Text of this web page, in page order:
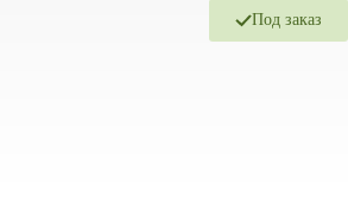
Под заказ